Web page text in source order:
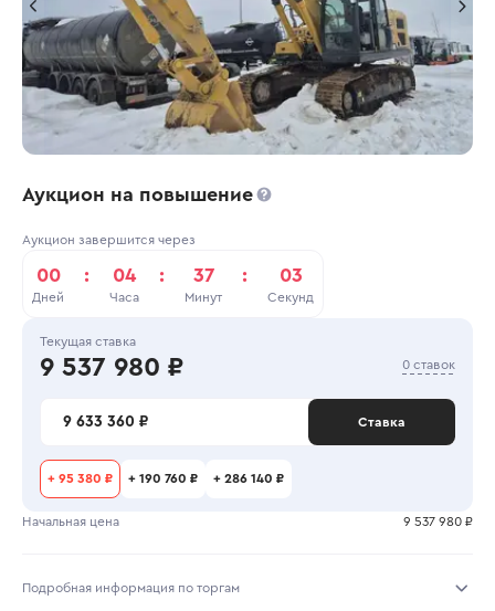
Аукцион на повышение
Аукцион завершится через
00
Дней
: 04
Часа
: 37
Минут
: 03
Секунд
Текущая ставка
9 537 980 ₽ 0 ставок
9 633 360 ₽ Ставка
+ 95 380 ₽ + 190 760 ₽ + 286 140 ₽
Начальная цена 9 537 980 ₽
Подробная информация по торгам